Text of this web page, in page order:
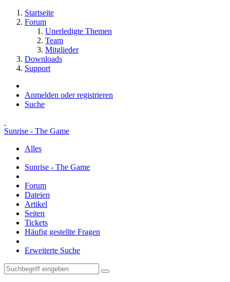
Startseite
Forum
Unerledigte Themen
Team
Mitglieder
Downloads
Support
Anmelden oder registrieren
Suche
Sunrise - The Game
Alles
Sunrise - The Game
Forum
Dateien
Artikel
Seiten
Tickets
Häufig gestellte Fragen
Erweiterte Suche